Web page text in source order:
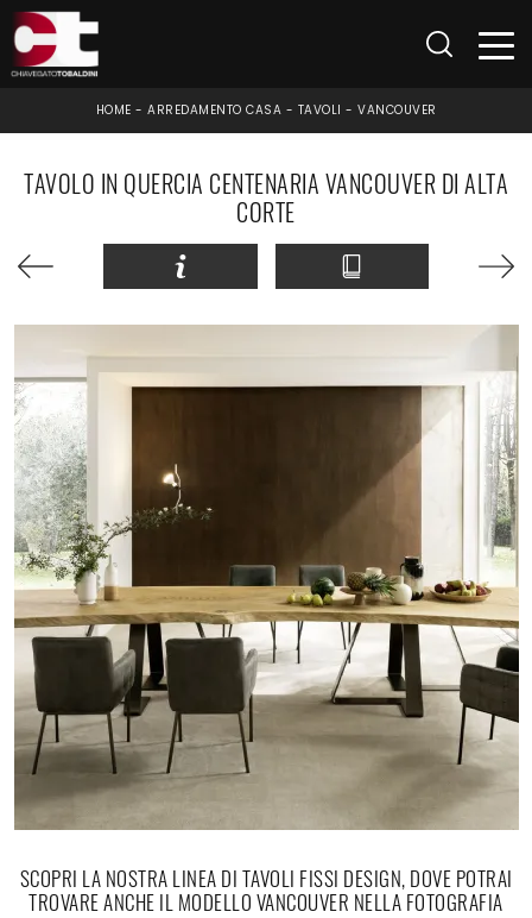
HOME - ARREDAMENTO CASA - TAVOLI - VANCOUVER
TAVOLO IN QUERCIA CENTENARIA VANCOUVER DI ALTA
CORTE
SCOPRI LA NOSTRA LINEA DI TAVOLI FISSI DESIGN, DOVE POTRAI
TROVARE ANCHE IL MODELLO VANCOUVER NELLA FOTOGRAFIA